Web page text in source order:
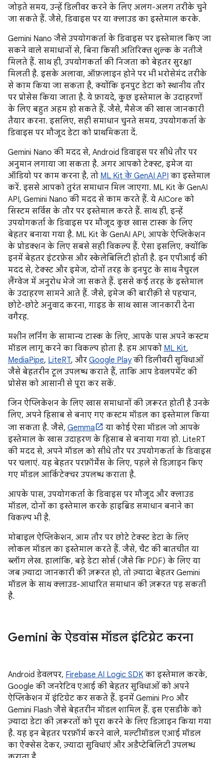
जोड़ते समय, उन्हें डिलीवर करने के लिए अलग-अलग तरीके चुने
जा सकते हैं. जैसे, डिवाइस पर या क्लाउड का इस्तेमाल करके.
Gemini Nano जैसे उपयोगकर्ता के डिवाइस पर इस्तेमाल किए जा
सकने वाले समाधानों से, बिना किसी अतिरिक्त शुल्क के नतीजे
मिलते हैं. साथ ही, उपयोगकर्ता की निजता को बेहतर सुरक्षा
मिलती है. इसके अलावा, ऑफ़लाइन होने पर भी भरोसेमंद तरीके
से काम किया जा सकता है, क्योंकि इनपुट डेटा को स्थानीय तौर
पर प्रोसेस किया जाता है. ये फ़ायदे, कुछ इस्तेमाल के उदाहरणों
के लिए बहुत अहम हो सकते हैं. जैसे, मैसेज की खास जानकारी
तैयार करना. इसलिए, सही समाधान चुनते समय, उपयोगकर्ता के
डिवाइस पर मौजूद डेटा को प्राथमिकता दें.
Gemini Nano की मदद से, Android डिवाइस पर सीधे तौर पर
अनुमान लगाया जा सकता है. अगर आपको टेक्स्ट, इमेज या
ऑडियो पर काम करना है, तो ML Kit के GenAI API का इस्तेमाल
करें. इससे आपको तुरंत समाधान मिल जाएगा. ML Kit के GenAI
API, Gemini Nano की मदद से काम करते हैं. ये AICore को
सिस्टम सर्विस के तौर पर इस्तेमाल करते हैं. साथ ही, इन्हें
उपयोगकर्ता के डिवाइस पर मौजूद कुछ खास टास्क के लिए
बेहतर बनाया गया है. ML Kit के GenAI API, आपके ऐप्लिकेशन
के प्रोडक्शन के लिए सबसे सही विकल्प हैं. ऐसा इसलिए, क्योंकि
इनमें बेहतर इंटरफ़ेस और स्केलेबिलिटी होती है. इन एपीआई की
मदद से, टेक्स्ट और इमेज, दोनों तरह के इनपुट के साथ नैचुरल
लैंग्वेज में अनुरोध भेजे जा सकते हैं. इससे कई तरह के इस्तेमाल
के उदाहरण सामने आते हैं. जैसे, इमेज की बारीक़ी से पहचान,
छोटे-छोटे अनुवाद करना, गाइड के साथ खास जानकारी देना
वगैरह.
मशीन लर्निंग के सामान्य टास्क के लिए, आपके पास अपने कस्टम
मॉडल लागू करने का विकल्प होता है. हम आपको ML Kit,
MediaPipe, LiteRT, और Google Playकी डिलीवरी सुविधाओं
जैसे बेहतरीन टूल उपलब्ध कराते हैं, ताकि आप डेवलपमेंट की
प्रोसेस को आसानी से पूरा कर सकें.
जिन ऐप्लिकेशन के लिए खास समाधानों की ज़रूरत होती है उनके
लिए, अपने हिसाब से बनाए गए कस्टम मॉडल का इस्तेमाल किया
जा सकता है. जैसे, Gemma
या कोई ऐसा मॉडल जो आपके
इस्तेमाल के खास उदाहरण के हिसाब से बनाया गया हो. LiteRT
की मदद से, अपने मॉडल को सीधे तौर पर उपयोगकर्ता के डिवाइस
पर चलाएं. यह बेहतर परफ़ॉर्मेंस के लिए, पहले से डिज़ाइन किए
गए मॉडल आर्किटेक्चर उपलब्ध कराता है.
आपके पास, उपयोगकर्ता के डिवाइस पर मौजूद और क्लाउड
मॉडल, दोनों का इस्तेमाल करके हाइब्रिड समाधान बनाने का
विकल्प भी है.
मोबाइल ऐप्लिकेशन, आम तौर पर छोटे टेक्स्ट डेटा के लिए
लोकल मॉडल का इस्तेमाल करते हैं. जैसे, चैट की बातचीत या
ब्लॉग लेख. हालांकि, बड़े डेटा सोर्स (जैसे कि PDF) के लिए या
जब ज़्यादा जानकारी की ज़रूरत हो, तो ज़्यादा बेहतर Gemini
मॉडल के साथ क्लाउड-आधारित समाधान की ज़रूरत पड़ सकती
है.
Gemini के ऐडवांस मॉडल इंटिग्रेट करना
Android डेवलपर, Firebase AI Logic SDK का इस्तेमाल करके,
Google की जनरेटिव एआई की बेहतर सुविधाओं को अपने
ऐप्लिकेशन में इंटिग्रेट कर सकते हैं. इनमें Gemini Pro और
Gemini Flash जैसे बेहतरीन मॉडल शामिल हैं. इस एसडीके को
ज़्यादा डेटा की ज़रूरतों को पूरा करने के लिए डिज़ाइन किया गया
है. यह इन बेहतर परफ़ॉर्म करने वाले, मल्टीमॉडल एआई मॉडल
का ऐक्सेस देकर, ज़्यादा सुविधाएं और अडैप्टेबिलिटी उपलब्ध